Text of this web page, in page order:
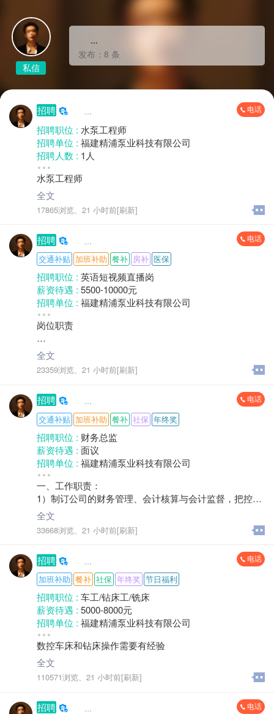
私信
     ...
发布：8 条
招聘
     ...
电话
招聘职位 : 水泵工程师
招聘单位 : 福建精浦泵业科技有限公司
招聘人数 : 1人
性别要求 :
年龄要求 :年龄不限
学历要求 :
工作经验 : 经验不限
柘荣县 双城镇
水泵工程师
全文
17865浏览、 21 小时前[刷新]
招聘
     ...
电话
交通补贴 加班补助 餐补 房补 医保
招聘职位 : 英语短视频直播岗
薪资待遇 : 5500-10000元
招聘单位 : 福建精浦泵业科技有限公司
招聘人数 :
性别要求 :
年龄要求 :
学历要求 :
工作经验 : 经验不限
岗位职责
1. 负责公司英语短视频内容策划、拍摄与剪辑，聚焦水
泵产品特点。
2. 开展英语直播，向客户介绍水泵产品性能、优势及使
用场景，解答客户咨询，促进产品推广与转化。
3. 跟进直播及短视频数据，分析用户反馈，优化内容形
式与推广策略，提升传播效果与客户关注度。
4. 英语能力：英语四级及以上水平，具备良好的英文口
语表达能力
5. 其他：对短视频运营、直播带货有兴趣，学习能力
强，能快速熟悉水泵产品知识；具备良好的沟通能力、
镜头表现力及抗压能力。
•休息：单休制，保障合理休息时间
公司主营水泵业务，拥有成熟的生产体系与海外市场渠
道，欢迎对跨境电商直播感兴趣、想深耕外贸领域的候
选人加入
全文
23359浏览、 21 小时前[刷新]
招聘
     ...
电话
交通补贴 加班补助 餐补 社保 年终奖
招聘职位 : 财务总监
薪资待遇 : 面议
招聘单位 : 福建精浦泵业科技有限公司
招聘人数 :
性别要求 :性别不限
年龄要求 :年龄不限
学历要求 :
工作经验 : 经验不限
柘荣县 城郊乡
一、工作职责：
1）制订公司的财务管理、会计核算与会计监督，把控预
算管理、审计监察、库管工作的规章制度和工作程序，
经批准后组织实施并监督检查落实；
2）负责公司财务信息化，财务ERP的执行监控工作；
3）负责制定部门内人员资质标准，团队建设、技术培
养、提高团队业务素质；
4）负责制定公司全年度利润计划、财务规划、费用成本
预算标准；
5）负责统计局、海关报送数据并处理相关证件年检手
续；
6）负责贷款行、工商、税务所需对接事项并维护与与相
关部门的业务关系；
7）负责每月每季度制作合并财务报表，并根据公司运营
情况做财务数据分析（经营数据比对、盈亏分析、现金
流、成本控制），提出合理性建议；
9）负责组织公司的成本管理工作。进行成本预测、控
全文
33668浏览、 21 小时前[刷新]
招聘
     ...
电话
加班补助 餐补 社保 年终奖 节日福利
招聘职位 : 车工/钻床工/铣床
薪资待遇 : 5000-8000元
招聘单位 : 福建精浦泵业科技有限公司
招聘人数 :
性别要求 :性别不限
年龄要求 :
学历要求 :
学历不限
地区 :
数控车床和钻床操作需要有经验
全文
110571浏览、 21 小时前[刷新]
招聘
     ...
电话